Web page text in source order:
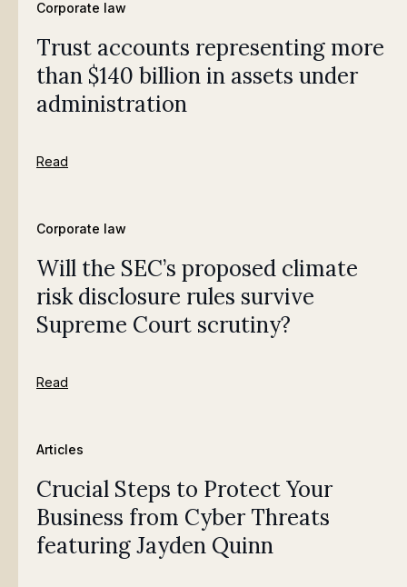
Corporate law
Trust accounts representing more
than $140 billion in assets under
administration
Read
Corporate law
Will the SEC’s proposed climate
risk disclosure rules survive
Supreme Court scrutiny?
Read
Articles
Crucial Steps to Protect Your
Business from Cyber Threats
featuring Jayden Quinn